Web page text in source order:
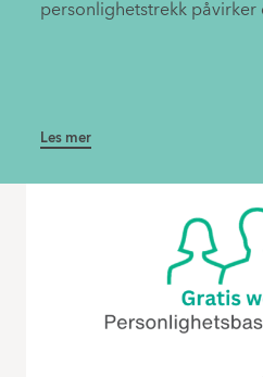
personlighetstrekk påvirker
Les mer